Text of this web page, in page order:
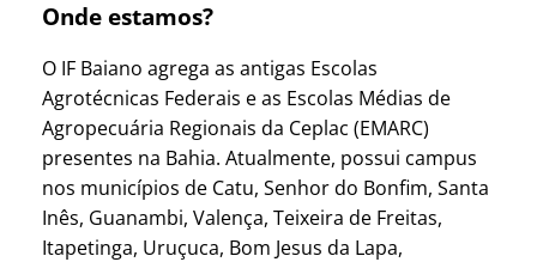
Onde estamos?
O IF Baiano agrega as antigas Escolas
Agrotécnicas Federais e as Escolas Médias de
Agropecuária Regionais da Ceplac (EMARC)
presentes na Bahia. Atualmente, possui campus
nos municípios de Catu, Senhor do Bonfim, Santa
Inês, Guanambi, Valença, Teixeira de Freitas,
Itapetinga, Uruçuca, Bom Jesus da Lapa,